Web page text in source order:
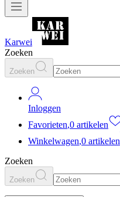
Karwei
Zoeken
Zoeken
Inloggen
Favorieten,0 artikelen
Winkelwagen,0 artikelen
Zoeken
Zoeken